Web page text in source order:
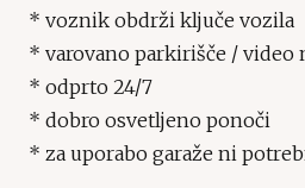
* voznik obdrži ključe vozila
* varovano parkirišče / video
* odprto 24/7
* dobro osvetljeno ponoči
* za uporabo garaže ni